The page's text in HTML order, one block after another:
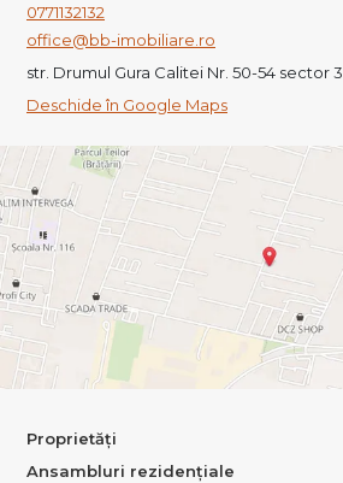
0771132132
office@bb-imobiliare.ro
str. Drumul Gura Calitei Nr. 50-54 sector 3
Deschide în Google Maps
Proprietăți
Ansambluri rezidențiale